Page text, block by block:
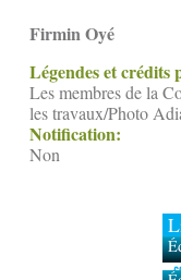
Firmin Oyé
Légendes et crédits
Les membres de la
les travaux/Photo
Notification:
Non